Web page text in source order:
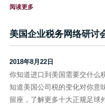
阅读更多
美国企业税务网络研讨
2018年8月22日
你知道进口到美国需要交什么
知道美国公司税的变化对你意
留座，了解更多十大正规足球